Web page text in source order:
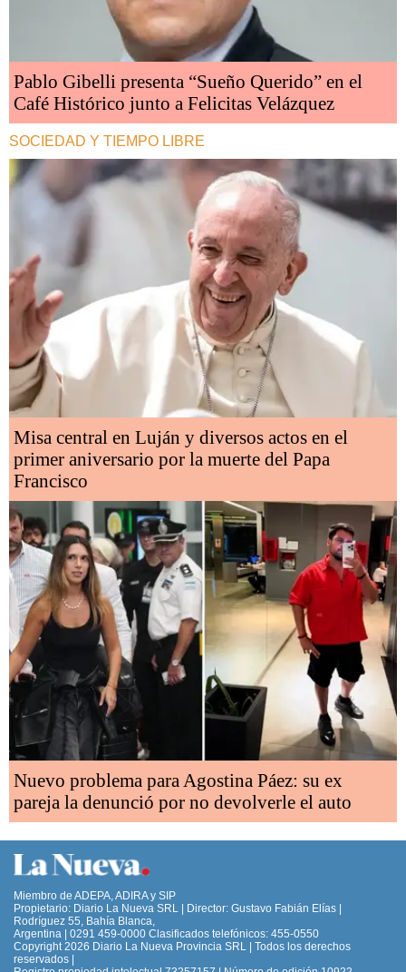
Pablo Gibelli presenta “Sueño Querido” en el
Café Histórico junto a Felicitas Velázquez
SOCIEDAD Y TIEMPO LIBRE
Misa central en Luján y diversos actos en el
primer aniversario por la muerte del Papa
Francisco
Nuevo problema para Agostina Páez: su ex
pareja la denunció por no devolverle el auto
Miembro de ADEPA, ADIRA y SIP
Propietario: Diario La Nueva SRL | Director: Gustavo Fabián Elías |
Rodríguez 55, Bahía Blanca,
Argentina | 0291 459-0000 Clasificados telefónicos: 455-0550
Copyright 2026 Diario La Nueva Provincia SRL | Todos los derechos
reservados |